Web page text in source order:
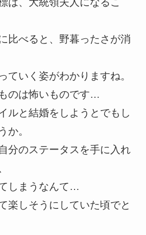
比べると、野暮ったさが消
ていく姿がわかりますね。
のは怖いものです…
ルと結婚をしようとでもし
か。
分のステータスを手に入れ
しまうなんて…
楽しそうにしていた頃でと